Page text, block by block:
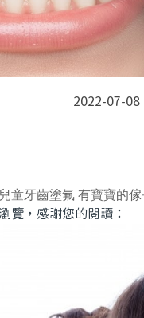
2022-07-08
兒童牙齒塗氟 有寶寶的
覽，感謝您的閱讀：